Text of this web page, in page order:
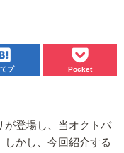
ブ Pocket
が登場し、当オクトバ
しかし、今回紹介する